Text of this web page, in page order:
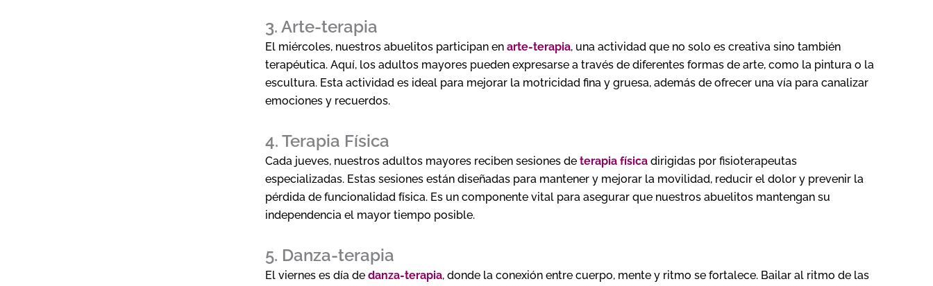
3. Arte-terapia
El miércoles, nuestros abuelitos participan en arte-terapia, una actividad que no solo es creativa sino también
terapéutica. Aquí, los adultos mayores pueden expresarse a través de diferentes formas de arte, como la pintura o la
escultura. Esta actividad es ideal para mejorar la motricidad fina y gruesa, además de ofrecer una vía para canalizar
emociones y recuerdos.
4. Terapia Física
Cada jueves, nuestros adultos mayores reciben sesiones de terapia física dirigidas por fisioterapeutas
especializadas. Estas sesiones están diseñadas para mantener y mejorar la movilidad, reducir el dolor y prevenir la
pérdida de funcionalidad física. Es un componente vital para asegurar que nuestros abuelitos mantengan su
independencia el mayor tiempo posible.
5. Danza-terapia
El viernes es día de danza-terapia, donde la conexión entre cuerpo, mente y ritmo se fortalece. Bailar al ritmo de las